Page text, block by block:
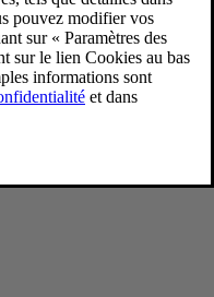
droits d’auteur, cliquez ici